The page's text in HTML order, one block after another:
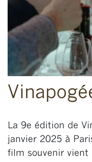
La 9e édition de
janvier 2025 à
film souvenir vient